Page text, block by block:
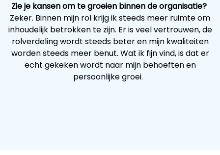
Zie je kansen om te groeien binnen de organisatie?
Zeker. Binnen mijn rol krijg ik steeds meer ruimte om
inhoudelijk betrokken te zijn. Er is veel vertrouwen, de
rolverdeling wordt steeds beter en mijn kwaliteiten
worden steeds meer benut. Wat ik fijn vind, is dat er
echt gekeken wordt naar mijn behoeften en
persoonlijke groei.